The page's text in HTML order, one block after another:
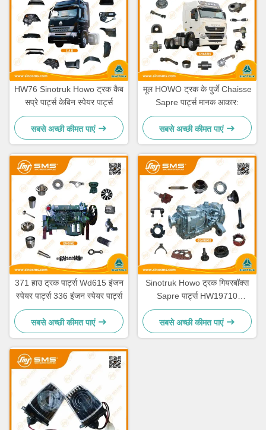
HW76 Sinotruk Howo ट्रक कैब
सप्रे पार्ट्स केबिन स्पेयर पार्ट्स
सबसे अच्छी कीमत पाएं
मूल HOWO ट्रक के पुर्जे Chaisse
Sapre पार्ट्स मानक आकार:
सबसे अच्छी कीमत पाएं
371 हाउ ट्रक पार्ट्स Wd615 इंजन
स्पेयर पार्ट्स 336 इंजन स्पेयर पार्ट्स
सबसे अच्छी कीमत पाएं
Sinotruk Howo ट्रक गियरबॉक्स
Sapre पार्ट्स HW19710
HW19710T HW19712
सबसे अच्छी कीमत पाएं